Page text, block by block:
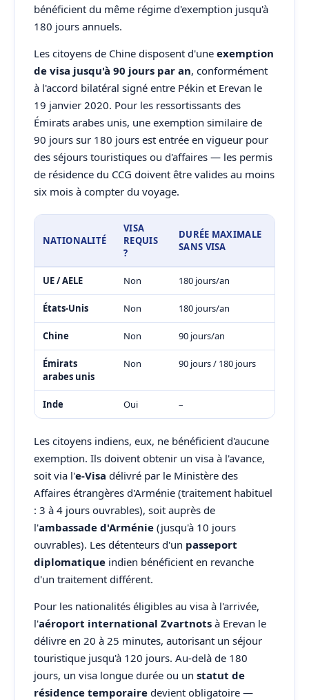
bénéficient du même régime d'exemption jusqu'à
180 jours annuels.
Les citoyens de Chine disposent d'une exemption
de visa jusqu'à 90 jours par an, conformément
à l'accord bilatéral signé entre Pékin et Erevan le
19 janvier 2020. Pour les ressortissants des
Émirats arabes unis, une exemption similaire de
90 jours sur 180 jours est entrée en vigueur pour
des séjours touristiques ou d'affaires — les permis
de résidence du CCG doivent être valides au moins
six mois à compter du voyage.
NATIONALITÉ
VISA
REQUIS
?
DURÉE MAXIMALE
SANS VISA
UE / AELE Non 180 jours/an
États-Unis Non 180 jours/an
Chine Non 90 jours/an
Émirats
arabes unis
Non 90 jours / 180 jours
Inde Oui –
Les citoyens indiens, eux, ne bénéficient d'aucune
exemption. Ils doivent obtenir un visa à l'avance,
soit via l'e-Visa délivré par le Ministère des
Affaires étrangères d'Arménie (traitement habituel
: 3 à 4 jours ouvrables), soit auprès de
l'ambassade d'Arménie (jusqu'à 10 jours
ouvrables). Les détenteurs d'un passeport
diplomatique indien bénéficient en revanche
d'un traitement différent.
Pour les nationalités éligibles au visa à l'arrivée,
l'aéroport international Zvartnots à Erevan le
délivre en 20 à 25 minutes, autorisant un séjour
touristique jusqu'à 120 jours. Au-delà de 180
jours, un visa longue durée ou un statut de
résidence temporaire devient obligatoire —